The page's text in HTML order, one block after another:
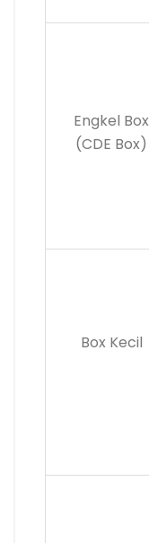
Engkel Box
(CDE Box)
Box Kecil